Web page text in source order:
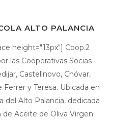
ALTO PALANCIA
height="13px"] Coop.2
las Cooperativas Socias
Castellnovo, Chóvar,
Ferrer y Teresa. Ubicada en
del Alto Palancia, dedicada
de Aceite de Oliva Virgen